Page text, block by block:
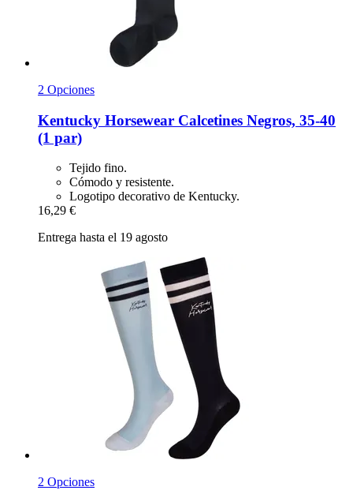
2 Opciones
Kentucky Horsewear Calcetines Negros, 35-​40
(1 par)
Tejido fino.
Cómodo y resistente.
Logotipo decorativo de Kentucky.
16,29 €
Entrega hasta el 19 agosto
2 Opciones